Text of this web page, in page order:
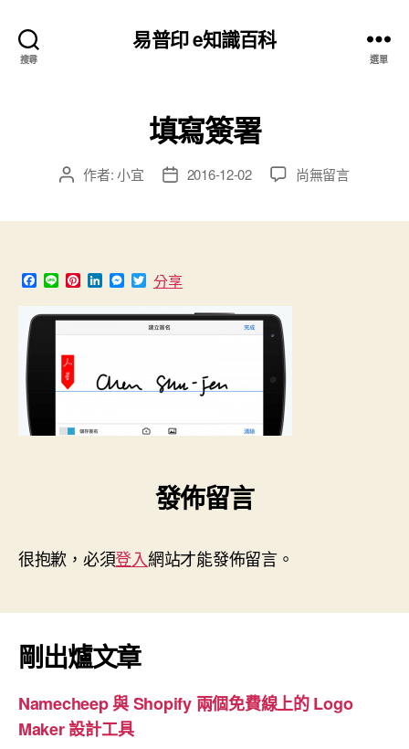
搜尋
易普印 e知識百科
選單
填寫簽署
文 作者:小宜
文
期
2016-12-02
在
尚無留言
F
a
c
e
L
n
e
P
n
t
e
t
L
n
k
e
n
M
e
s
s
e
e
r
T
w
i
t
t
分享
發佈留言
很抱歉，必須登入網站才能發佈留言。
剛出爐文章
Namecheep 與 Shopify 兩個免費線上的 Logo
Maker 設計工具